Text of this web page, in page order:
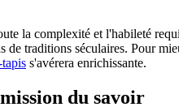
la complexité et l'habileté
traditions séculaires. Pour
s'avérera enrichissante.
du savoir